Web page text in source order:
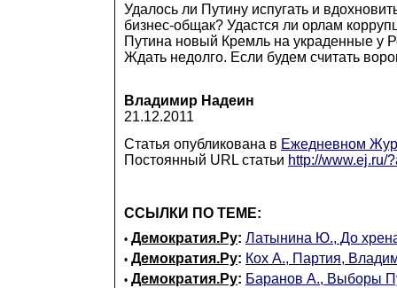
Удалось ли Путину испугать и
бизнес-общак? Удастся ли орлам
Путина новый Кремль на украденные у
Ждать недолго. Если будем считать
Владимир Надеин
21.12.2011
Статья опубликована в Ежедневном
Постоянный URL статьи http://www.ej.ru/
ССЫЛКИ ПО ТЕМЕ:
• Демократия.Ру: Латынина Ю., До
• Демократия.Ру: Кох А., Партия,
• Демократия.Ру: Баранов А., Выборы